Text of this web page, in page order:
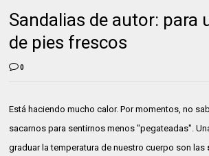
Sandalias de autor: para
de pies frescos
0
Está haciendo mucho calor. Por momentos, no
sacarnos para sentirnos menos "pegateadas".
graduar la temperatura de nuestro cuerpo son las